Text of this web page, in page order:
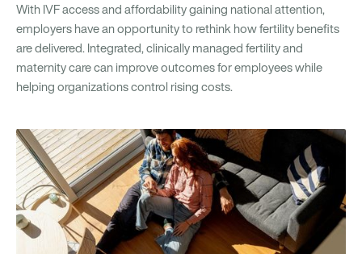
With IVF access and affordability gaining national attention,
employers have an opportunity to rethink how fertility benefits
are delivered. Integrated, clinically managed fertility and
maternity care can improve outcomes for employees while
helping organizations control rising costs.